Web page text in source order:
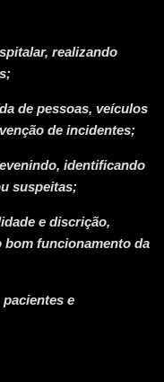
realizando
de pessoas, veículos
de incidentes;
identificando
suspeitas;
e discrição,
funcionamento da
e